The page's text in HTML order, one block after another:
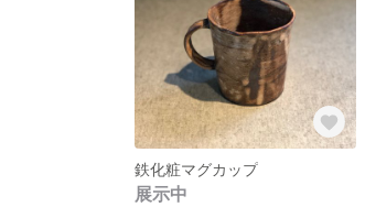
鉄化粧マグカップ
展示中